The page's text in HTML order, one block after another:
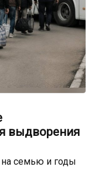
выдворения
на семью и годы